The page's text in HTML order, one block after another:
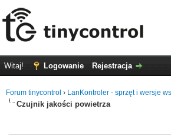
Witaj! Logowanie Rejestracja
Forum tinycontrol › LanKontroler - sprzęt i wersje
Czujnik jakości powietrza